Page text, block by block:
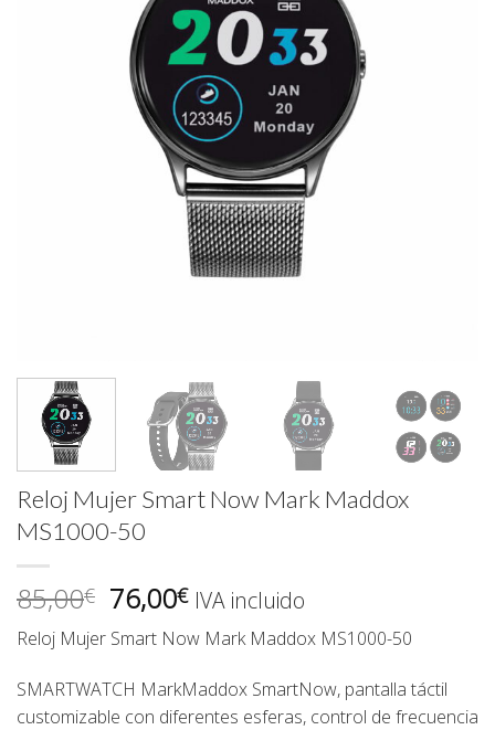
Reloj Mujer Smart Now Mark Maddox
MS1000-50
85,00€ El
precio
original
era:
85,00€.
76,00€El
precio
actual
es:
76,00€.
IVA incluido
Reloj Mujer Smart Now Mark Maddox MS1000-50
SMARTWATCH MarkMaddox SmartNow, pantalla táctil
customizable con diferentes esferas, control de frecuencia